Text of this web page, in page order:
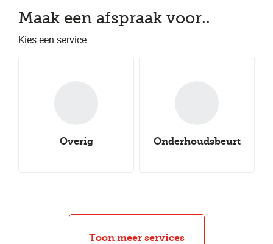
Maak een afspraak voor..
Kies een service
Overig Onderhoudsbeurt
seasonbanden
Autocheck Uitlijnen
Groot onderhoud Klein onderhoud
Toon meer services